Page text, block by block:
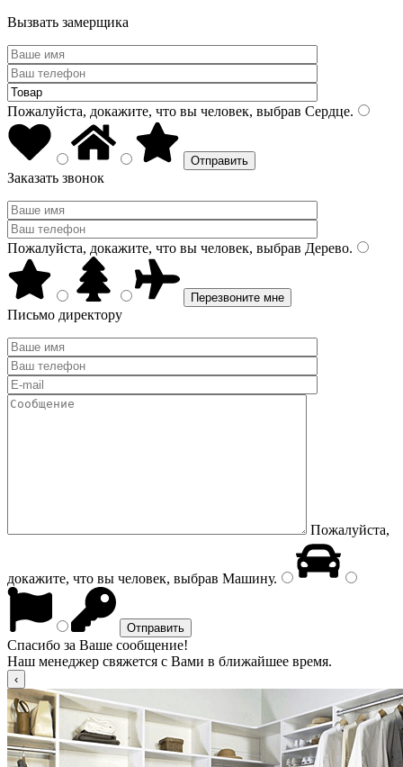
Вызвать замерщика
Пожалуйста, докажите, что вы человек, выбрав Сердце.
Заказать звонок
Пожалуйста, докажите, что вы человек, выбрав Дерево.
Письмо директору
Пожалуйста,
докажите, что вы человек, выбрав Машину.
Спасибо за Ваше сообщение!
Наш менеджер свяжется с Вами в ближайшее время.